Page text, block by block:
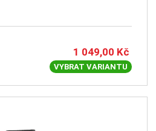
1 049,00 Kč
VYBRAT VARIANTU